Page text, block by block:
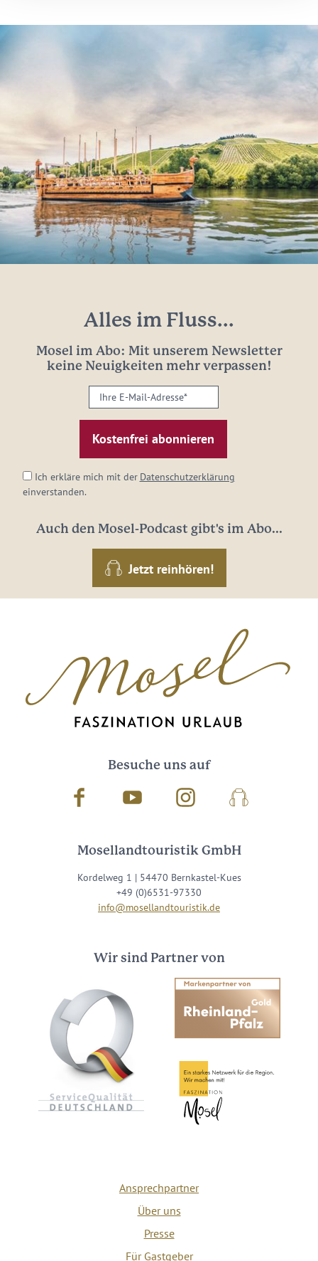
Alles im Fluss...
Mosel im Abo: Mit unserem Newsletter
keine Neuigkeiten mehr verpassen!
Ihre
E-
Mail-
Adresse:
Ich erkläre mich mit der Datenschutzerklärung
einverstanden.
Auch den Mosel-Podcast gibt's im Abo...
Jetzt reinhören!
Besuche uns auf
Facebook Youtube InstagramPodcast
Mosellandtouristik GmbH
Kordelweg 1 | 54470 Bernkastel-Kues
+49 (0)6531-97330
info@mosellandtouristik.de
Wir sind Partner von
Ansprechpartner
Über uns
Presse
Für Gastgeber